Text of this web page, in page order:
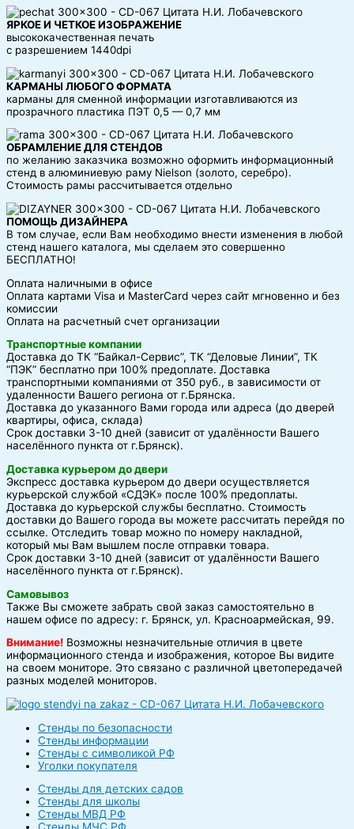
ЯРКОЕ И ЧЕТКОЕ ИЗОБРАЖЕНИЕ
высококачественная печать
с разрешением 1440dpi
КАРМАНЫ ЛЮБОГО ФОРМАТА
карманы для сменной информации изготавливаются из
прозрачного пластика ПЭТ 0,5 — 0,7 мм
ОБРАМЛЕНИЕ ДЛЯ СТЕНДОВ
по желанию заказчика возможно оформить информационный
стенд в алюминиевую раму Nielson (золото, серебро).
Стоимость рамы рассчитывается отдельно
ПОМОЩЬ ДИЗАЙНЕРА
В том случае, если Вам необходимо внести изменения в любой
стенд нашего каталога, мы сделаем это совершенно
БЕСПЛАТНО!
Оплата наличными в офисе
Оплата картами Visa и MasterCard через сайт мгновенно и без
комиссии
Оплата на расчетный счет организации
Транспортные компании
Доставка до ТК “Байкал-Сервис”, ТК “Деловые Линии”, ТК
“ПЭК” бесплатно при 100% предоплате. Доставка
транспортными компаниями от 350 руб., в зависимости от
удаленности Вашего региона от г.Брянска.
Доставка до указанного Вами города или адреса (до дверей
квартиры, офиса, склада)
Срок доставки 3-10 дней (зависит от удалённости Вашего
населённого пункта от г.Брянск).
Доставка курьером до двери
Экспресс доставка курьером до двери осуществляется
курьерской службой «СДЭК» после 100% предоплаты.
Доставка до курьерской службы бесплатно. Стоимость
доставки до Вашего города вы можете рассчитать перейдя по
ссылке. Отследить товар можно по номеру накладной,
который мы Вам вышлем после отправки товара.
Срок доставки 3-10 дней (зависит от удалённости Вашего
населённого пункта от г.Брянск).
Самовывоз
Также Вы сможете забрать свой заказ самостоятельно в
нашем офисе по адресу: г. Брянск, ул. Красноармейская, 99.
Внимание! Возможны незначительные отличия в цвете
информационного стенда и изображения, которое Вы видите
на своем мониторе. Это связано с различной цветопередачей
разных моделей мониторов.
Стенды по безопасности
Стенды информации
Стенды с символикой РФ
Уголки покупателя
Стенды для детских садов
Стенды для школы
Стенды МВД РФ